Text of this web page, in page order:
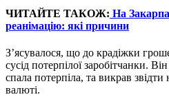
ЧИТАЙТЕ ТАКОЖ: На
реанімацію: які причини
З’ясувалося, що до крадіжки
сусід потерпілої заробітчанки.
спала потерпіла, та викрав звідти
валюті.